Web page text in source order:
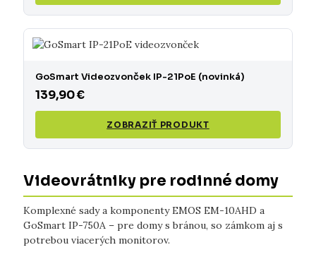
GoSmart Videozvonček IP-21PoE (novinká)
139,90 €
ZOBRAZIŤ PRODUKT
Videovrátniky pre rodinné domy
Komplexné sady a komponenty EMOS EM-10AHD a
GoSmart IP-750A – pre domy s bránou, so zámkom aj s
potrebou viacerých monitorov.